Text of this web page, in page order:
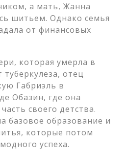
а мать, Жанна
шитьем. Однако семья
от финансовых
которая умерла в
туберкулеза, отец
Габриэль в
Обазин, где она
своего детства.
базовое образование и
которые потом
успеха.